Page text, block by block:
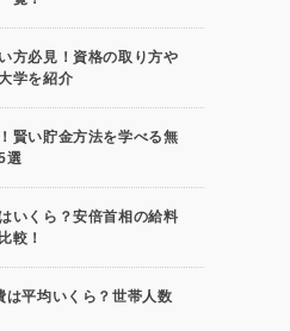
方必見！資格の取り方や
学を紹介
賢い貯金方法を学べる無
選
いくら？安倍首相の給料
較！
は平均いくら？世帯人数